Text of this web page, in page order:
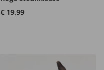
€ 19,99